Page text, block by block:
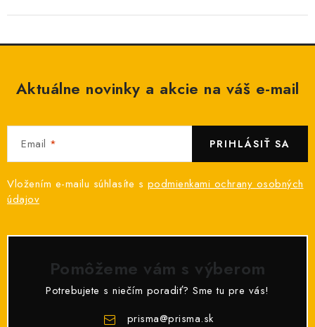
Aktuálne novinky a akcie na váš e-mail
Email
Vložením e-mailu súhlasíte s podmienkami ochrany osobných
údajov
PRIHLÁSIŤ SA
Pomôžeme vám s výberom
Potrebujete s niečím poradiť? Sme tu pre vás!
prisma@prisma.sk